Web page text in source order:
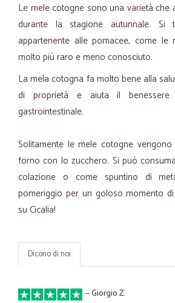
Le mele cotogne sono una varietà che
durante la stagione autunnale.
appartenente alle pomacee, come
molto più raro e meno conosciuto.
La mela cotogna fa molto bene alla
di proprietà e aiuta il benessere
gastrointestinale.
Solitamente le mele cotogne
forno con lo zucchero. Si può
colazione o come spuntino di
pomeriggio per un goloso momento
su Cicalia!
Dicono di noi
—Giorgio Z.